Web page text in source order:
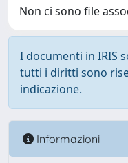
Non ci sono file
I documenti in IRIS
tutti i diritti sono
indicazione.
Informazioni